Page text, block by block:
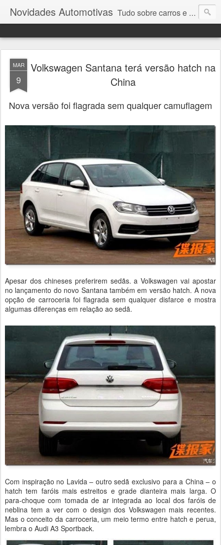
Novidades Automotivas Tudo sobre carros e motores
MAR
9
Volkswagen Santana terá versão hatch na
China
Nova versão foi flagrada sem qualquer camuflagem
Apesar dos chineses preferirem sedãs. a Volkswagen vai apostar
no lançamento do novo Santana também em versão hatch. A nova
opção de carroceria foi flagrada sem qualquer disfarce e mostra
algumas diferenças em relação ao sedã.
Com inspiração no Lavida – outro sedã exclusivo para a China – o
hatch tem faróis mais estreitos e grade dianteira mais larga. O
para-choque com tomada de ar integrada ao local dos faróis de
neblina tem a ver com o design dos Volkswagen mais recentes.
Mas o conceito da carroceria, um meio termo entre hatch e perua,
lembra o Audi A3 Sportback.